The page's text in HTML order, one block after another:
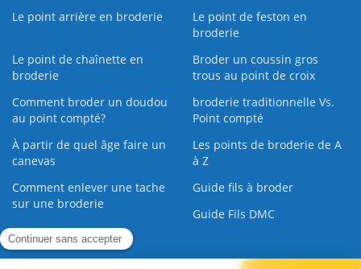
Le point arrière en broderie
Le point de feston en
broderie
Le point de chaînette en
broderie
Broder un coussin gros
trous au point de croix
Comment broder un doudou
au point compté?
broderie traditionnelle Vs.
Point compté
À partir de quel âge faire un
canevas
Les points de broderie de A
à Z
Comment enlever une tache
sur une broderie
Guide fils à broder
Guide Fils DMC
Guide de la Broderie